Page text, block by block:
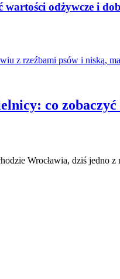
wartości odżywcze i
co
Wrocławia, dziś